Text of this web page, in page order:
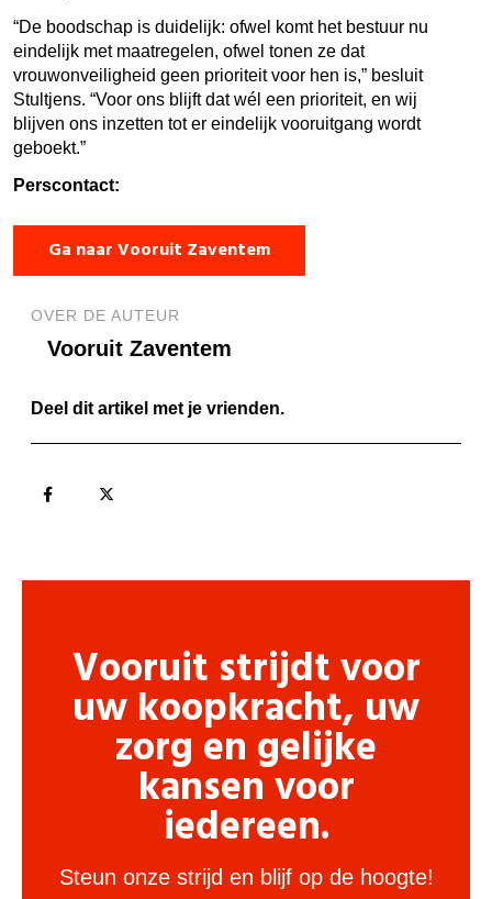
“De boodschap is duidelijk: ofwel komt het bestuur nu
eindelijk met maatregelen, ofwel tonen ze dat
vrouwonveiligheid geen prioriteit voor hen is,” besluit
Stultjens. “Voor ons blijft dat wél een prioriteit, en wij
blijven ons inzetten tot er eindelijk vooruitgang wordt
geboekt.”
Perscontact:
Ga naar Vooruit Zaventem
OVER DE AUTEUR
Vooruit Zaventem
Deel dit artikel met je vrienden.
Vooruit strijdt voor
uw koopkracht, uw
zorg en gelijke
kansen voor
iedereen.
Steun onze strijd en blijf op de hoogte!